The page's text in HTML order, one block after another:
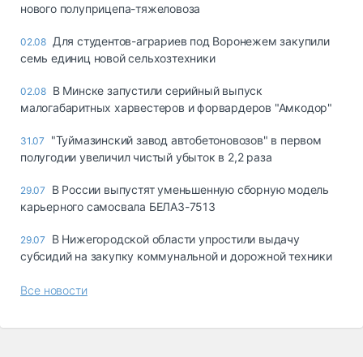
нового полуприцепа-тяжеловоза
02.08 Для студентов-аграриев под Воронежем закупили
семь единиц новой сельхозтехники
02.08 В Минске запустили серийный выпуск
малогабаритных харвестеров и форвардеров "Амкодор"
31.07
"Туймазинский завод автобетоновозов" в первом
полугодии увеличил чистый убыток в 2,2 раза
29.07
В России выпустят уменьшенную сборную модель
карьерного самосвала БЕЛАЗ-7513
29.07
В Нижегородской области упростили выдачу
субсидий на закупку коммунальной и дорожной техники
Все новости